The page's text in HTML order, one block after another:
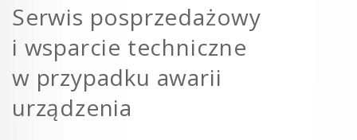
Serwis posprzedażowy
i wsparcie techniczne
w przypadku awarii
urządzenia